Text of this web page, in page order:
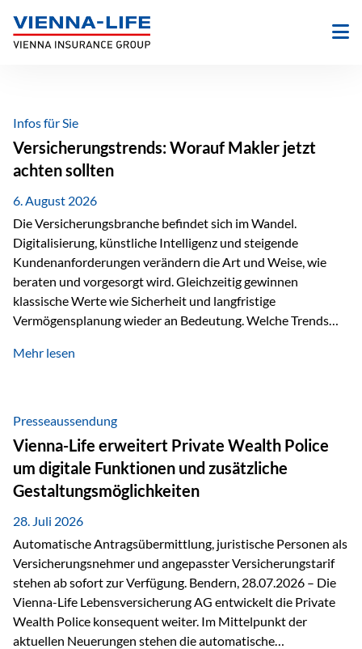
Inhalt
springen
Infos für Sie
Versicherungstrends: Worauf Makler jetzt
achten sollten
6. August 2026
Die Versicherungsbranche befindet sich im Wandel.
Digitalisierung, künstliche Intelligenz und steigende
Kundenanforderungen verändern die Art und Weise, wie
beraten und vorgesorgt wird. Gleichzeitig gewinnen
klassische Werte wie Sicherheit und langfristige
Vermögensplanung wieder an Bedeutung. Welche Trends
Blick behalten? Digitalisierung und KI verändern die
administrative Aufgaben, beschleunigen Abläufe und
schaffen mehr Zeit für das Wesentliche: die persönliche
Beratung. Gerade deshalb wird die individuelle Betreuung
zum entscheidenden Erfolgsfaktor. Technologie kann
unterstützen, Vertrauen entsteht jedoch weiterhin im
persönlichen Gespräch. Bei der Vienna-Life reagieren…
Mehr lesen
Presseaussendung
Vienna-Life erweitert Private Wealth Police
um digitale Funktionen und zusätzliche
Gestaltungsmöglichkeiten
28. Juli 2026
Automatische Antragsübermittlung, juristische Personen als
Versicherungsnehmer und angepasster Versicherungstarif
stehen ab sofort zur Verfügung. Bendern, 28.07.2026 – Die
Vienna-Life Lebensversicherung AG entwickelt die Private
Wealth Police konsequent weiter. Im Mittelpunkt der
aktuellen Neuerungen stehen die automatische